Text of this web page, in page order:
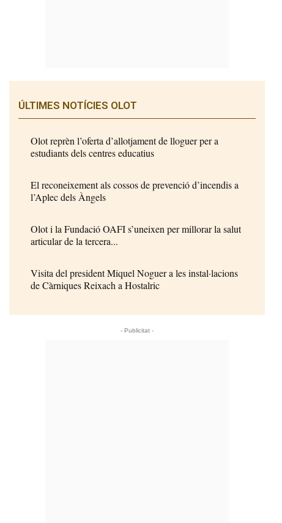
ÚLTIMES NOTÍCIES OLOT
Olot reprèn l’oferta d’allotjament de lloguer per a
estudiants dels centres educatius
El reconeixement als cossos de prevenció d’incendis a
l’Aplec dels Àngels
Olot i la Fundació OAFI s’uneixen per millorar la salut
articular de la tercera...
Visita del president Miquel Noguer a les instal·lacions
de Càrniques Reixach a Hostalric
- Publicitat -